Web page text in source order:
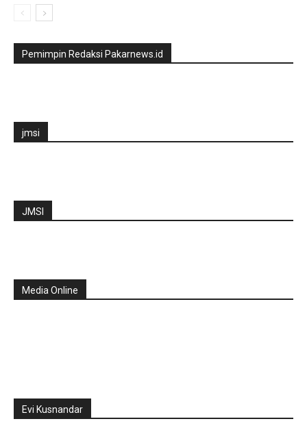
Pemimpin Redaksi Pakarnews.id
jmsi
JMSI
Media Online
Evi Kusnandar